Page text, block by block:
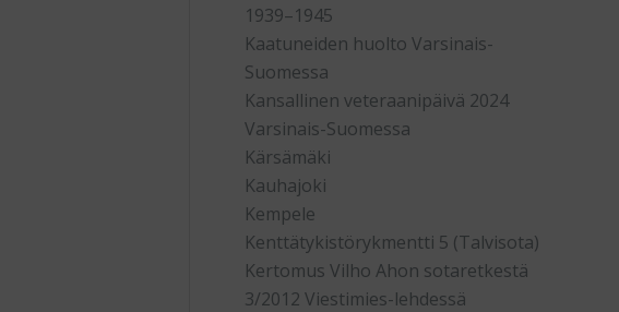
1939–1945
Kaatuneiden huolto Varsinais-
Suomessa
Kansallinen veteraanipäivä 2024
Varsinais-Suomessa
Kärsämäki
Kauhajoki
Kempele
Kenttätykistörykmentti 5 (Talvisota)
Kertomus Vilho Ahon sotaretkestä
3/2012 Viestimies-lehdessä